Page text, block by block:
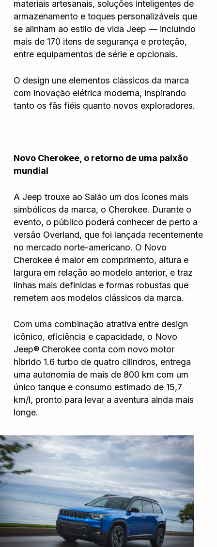
materiais artesanais, soluções inteligentes de
armazenamento e toques personalizáveis que
se alinham ao estilo de vida Jeep — incluindo
mais de 170 itens de segurança e proteção,
entre equipamentos de série e opcionais.
O design une elementos clássicos da marca
com inovação elétrica moderna, inspirando
tanto os fãs fiéis quanto novos exploradores.
Novo Cherokee, o retorno de uma paixão
mundial
A Jeep trouxe ao Salão um dos ícones mais
simbólicos da marca, o Cherokee. Durante o
evento, o público poderá conhecer de perto a
versão Overland, que foi lançada recentemente
no mercado norte-americano. O Novo
Cherokee é maior em comprimento, altura e
largura em relação ao modelo anterior, e traz
linhas mais definidas e formas robustas que
remetem aos modelos clássicos da marca.
Com uma combinação atrativa entre design
icônico, eficiência e capacidade, o Novo
Jeep® Cherokee conta com novo motor
híbrido 1.6 turbo de quatro cilindros, entrega
uma autonomia de mais de 800 km com um
único tanque e consumo estimado de 15,7
km/l, pronto para levar a aventura ainda mais
longe.